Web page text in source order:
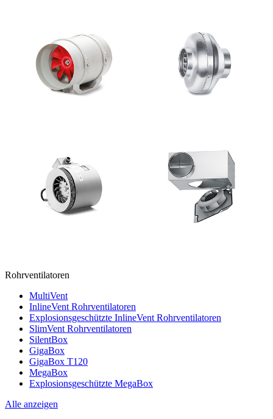
Rohrventilatoren
MultiVent
InlineVent Rohrventilatoren
Explosionsgeschützte InlineVent Rohrventilatoren
SlimVent Rohrventilatoren
SilentBox
GigaBox
GigaBox T120
MegaBox
Explosionsgeschützte MegaBox
Alle anzeigen